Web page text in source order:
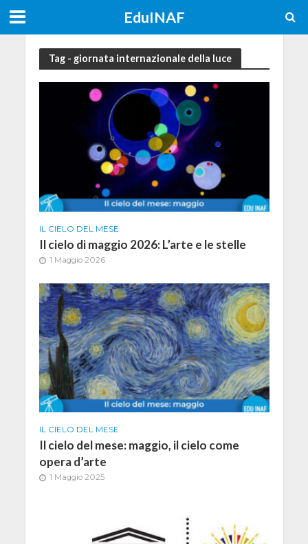
EduINAF
Tag - giornata internazionale della luce
IL CIELO DEL MESE
Il cielo di maggio 2026: L’arte e le stelle
1 Maggio 2026
IL CIELO DEL MESE
Il cielo del mese: maggio, il cielo come
opera d’arte
1 Maggio 2025